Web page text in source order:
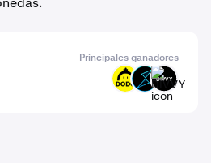
Principales ganadores
DODO THOR DIVVY